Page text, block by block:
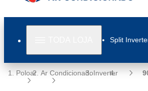
Split
Poloar Ar CondicionadoInverter